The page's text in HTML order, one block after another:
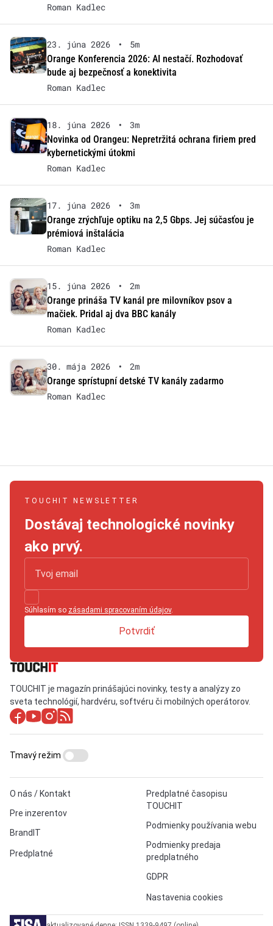
Roman Kadlec
23. júna 2026 •
5m
Orange Konferencia 2026: AI nestačí. Rozhodovať
bude aj bezpečnosť a konektivita
Roman Kadlec
18. júna 2026 •
3m
Novinka od Orangeu: Nepretržitá ochrana firiem pred
kybernetickými útokmi
Roman Kadlec
17. júna 2026 •
3m
Orange zrýchľuje optiku na 2,5 Gbps. Jej súčasťou je
prémiová inštalácia
Roman Kadlec
15. júna 2026 •
2m
Orange prináša TV kanál pre milovníkov psov a
mačiek. Pridal aj dva BBC kanály
Roman Kadlec
30. mája 2026 •
2m
Orange sprístupní detské TV kanály zadarmo
Roman Kadlec
TOUCHIT NEWSLETTER
Dostávaj technologické novinky
ako prvý.
Súhlasím so zásadami spracovaním údajov.
Potvrdiť
TOUCHIT je magazín prinášajúci novinky, testy a analýzy zo
sveta technológií, hardvéru, softvéru či mobilných operátorov.
O nás / Kontakt
Pre inzerentov
BrandIT
Predplatné
Predplatné časopisu
TOUCHIT
Podmienky používania webu
Podmienky predaja
predplatného
GDPR
Nastavenia cookies
Tmavý režim